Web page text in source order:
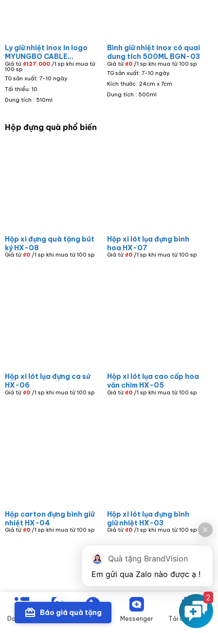
Ly giữ nhiệt inox in logo
MYUNGBO CABLE
ELECTRIC WIRE & CABLE
màu xanh dung tích 510ml
LGN-03
Giá từ ₫127.000/1 sp khi mua từ
100 sp
TG sản xuất: 7-10 ngày
Tối thiểu: 10
Dung tích : 510ml
Bình giữ nhiệt inox có quai
dung tích 500ML BGN-03
Giá từ₫0 /1 sp khi mua từ 100 sp
TG sản xuất: 7-10 ngày
Kích thước: 24cm x 7cm
Dung tích : 500ml
Hộp đựng quà phổ biến
Hộp xi đựng quà tặng bút
ký HX-08
Giá từ ₫0/1 sp khi mua từ 100 sp
Hộp xi lót lụa đựng bình
hoa HX-07
Giá từ₫0 /1 sp khi mua từ 100 sp
Hộp xi lót lụa đựng ca sứ
HX-06
Giá từ ₫0/1 sp khi mua từ 100 sp
Hộp xi lót lụa cao cấp hoa
văn chìm HX-05
Giá từ₫0 /1 sp khi mua từ 100 sp
Hộp carton đựng bình giữ
nhiệt HX-04
Giá từ ₫0/1 sp khi mua từ 100 sp
Hộp xi lót lụa đựng bình
giữ nhiệt HX-03
Giá từ₫0 /1 sp khi mua từ 100 sp
Danh mục Zalo Gọi điện Messenger Tải catalogue
Báo giá quà tặng
Quà tặng BrandVision
2